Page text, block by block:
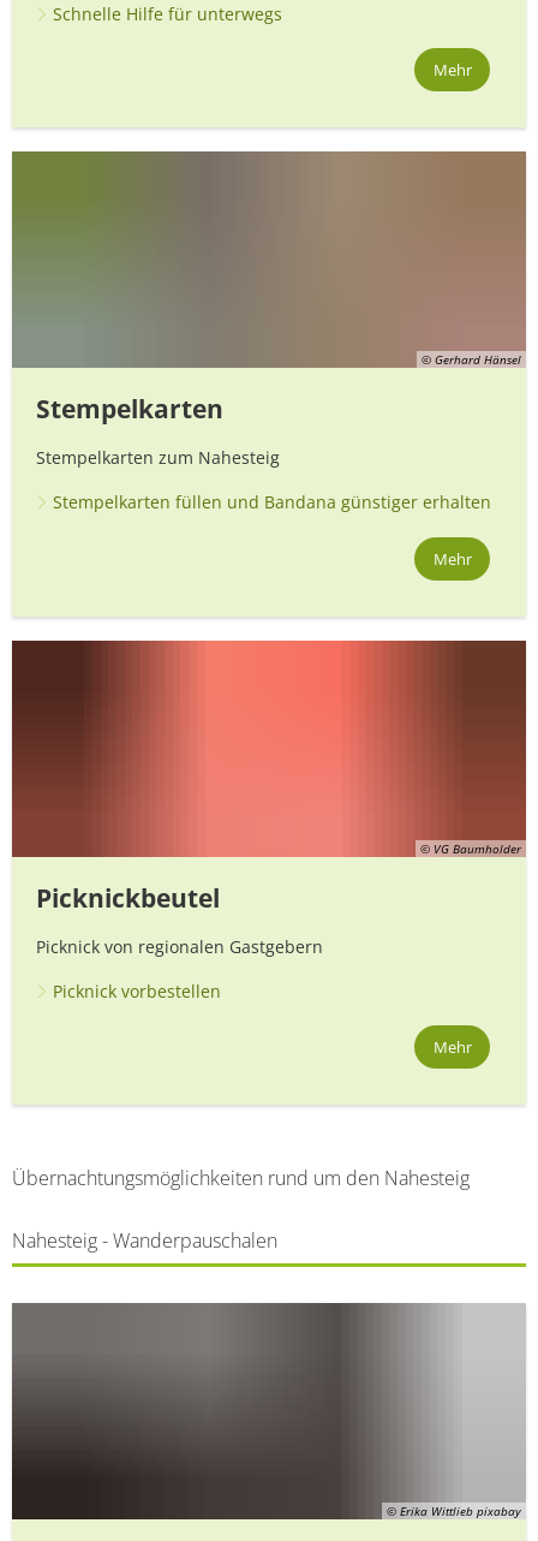
Schnelle Hilfe für unterwegs
Mehr
© Gerhard Hänsel
Stempelkarten
Stempelkarten zum Nahesteig
Stempelkarten füllen und Bandana günstiger erhalten
Mehr
© VG Baumholder
Picknickbeutel
Picknick von regionalen Gastgebern
Picknick vorbestellen
Mehr
Übernachtungsmöglichkeiten rund um den Nahesteig
Nahesteig - Wanderpauschalen
© Erika Wittlieb pixabay